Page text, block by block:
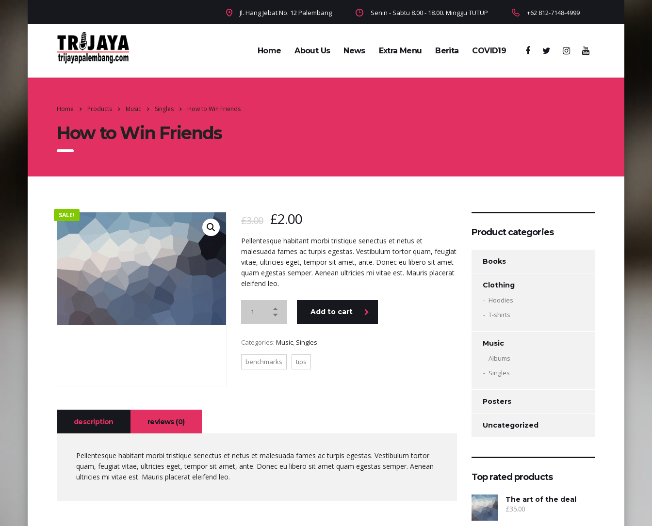
Jl. Hang Jebat No. 12 Palembang Senin - Sabtu 8.00 - 18.00. Minggu TUTUP +62 812-7148-4999
Home About Us News Extra Menu Berita COVID19
Home Products Music Singles How to Win Friends
How to Win Friends
SALE! £3.00 £2.00
Pellentesque habitant morbi tristique senectus et netus et
malesuada fames ac turpis egestas. Vestibulum tortor quam, feugiat
vitae, ultricies eget, tempor sit amet, ante. Donec eu libero sit amet
quam egestas semper. Aenean ultricies mi vitae est. Mauris placerat
eleifend leo.
Add to cart
Categories: Music, Singles
benchmarks tips
description reviews (0)
Pellentesque habitant morbi tristique senectus et netus et malesuada fames ac turpis egestas. Vestibulum tortor
quam, feugiat vitae, ultricies eget, tempor sit amet, ante. Donec eu libero sit amet quam egestas semper. Aenean
ultricies mi vitae est. Mauris placerat eleifend leo.
Product categories
Books
Clothing
Hoodies
T-shirts
Music
Albums
Singles
Posters
Uncategorized
Top rated products
The art of the deal
£35.00